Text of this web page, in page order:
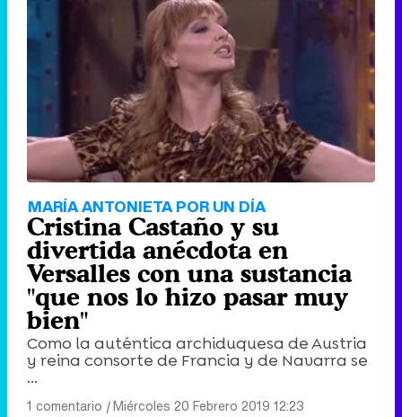
MARÍA ANTONIETA POR UN DÍA
Cristina Castaño y su
divertida anécdota en
Versalles con una sustancia
"que nos lo hizo pasar muy
bien"
Como la auténtica archiduquesa de Austria
y reina consorte de Francia y de Navarra se
...
1 comentario |Miércoles 20 Febrero 2019 12:23